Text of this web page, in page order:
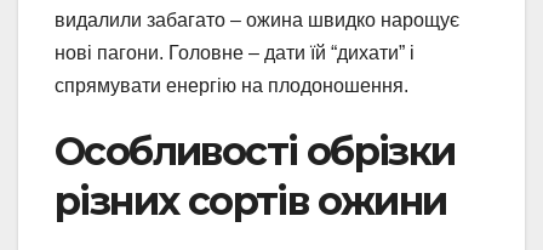
видалили забагато – ожина швидко нарощує
нові пагони. Головне – дати їй “дихати” і
спрямувати енергію на плодоношення.
Особливості обрізки
різних сортів ожини